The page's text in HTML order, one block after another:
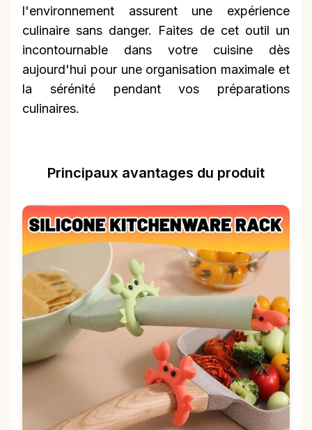
l'environnement assurent une expérience
culinaire sans danger. Faites de cet outil un
incontournable dans votre cuisine dès
aujourd'hui pour une organisation maximale et
la sérénité pendant vos préparations
culinaires.
Principaux avantages du produit